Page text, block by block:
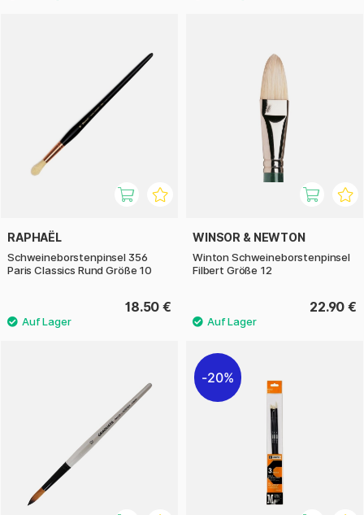
RAPHAËL
Schweineborstenpinsel 356
Paris Classics Rund Größe 10
18.50 €
WINSOR & NEWTON
Winton Schweineborstenpinsel
Filbert Größe 12
22.90 €
20%